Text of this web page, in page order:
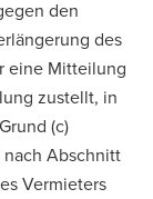
den
des
eine Mitteilung
zustellt, in
(c)
Abschnitt
Vermieters